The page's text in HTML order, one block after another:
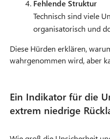
Fehlende Struktur
Technisch sind viele
organisatorisch und
Diese Hürden erklären,
wahrgenommen wird, aber
Ein Indikator für die
extrem niedrige